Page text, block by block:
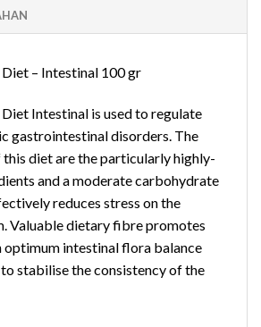
– Intestinal 100 gr
Intestinal is used to regulate
gastrointestinal disorders. The
diet are the particularly highly-
and a moderate carbohydrate
reduces stress on the
Valuable dietary fibre promotes
optimum intestinal flora balance
stabilise the consistency of the